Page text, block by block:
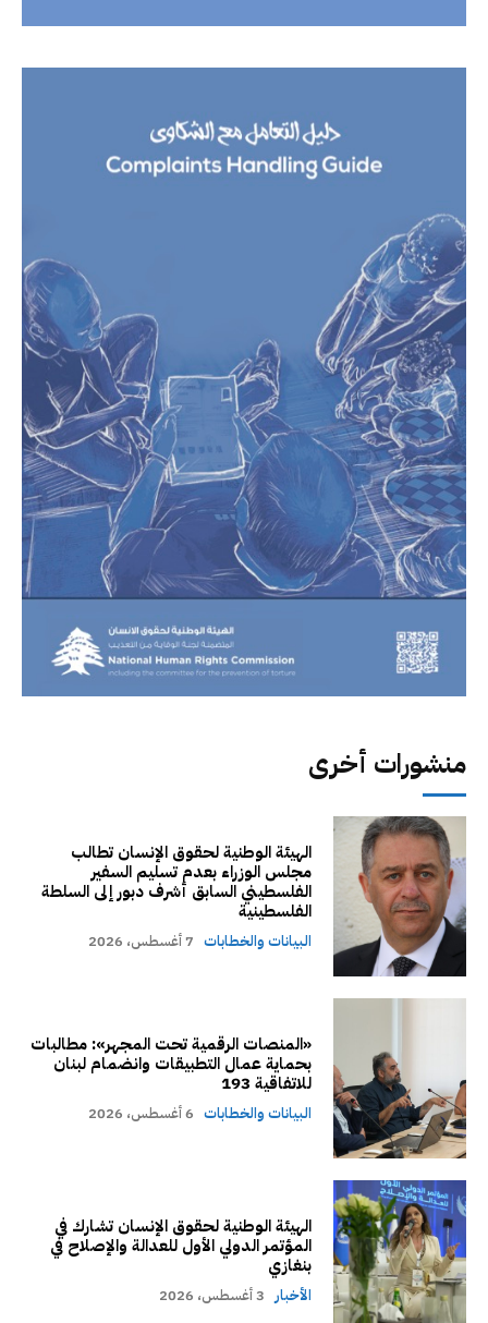
منشورات أخرى
الهيئة الوطنية لحقوق الإنسان تطالب
مجلس الوزراء بعدم تسليم السفير
الفلسطيني السابق أشرف دبور إلى السلطة
الفلسطينية
البيانات والخطابات 7 أغسطس، 2026
«المنصات الرقمية تحت المجهر»: مطالبات
بحماية عمال التطبيقات وانضمام لبنان
للاتفاقية 193
البيانات والخطابات 6 أغسطس، 2026
الهيئة الوطنية لحقوق الإنسان تشارك في
المؤتمر الدولي الأول للعدالة والإصلاح في
بنغازي
الأخبار 3 أغسطس، 2026